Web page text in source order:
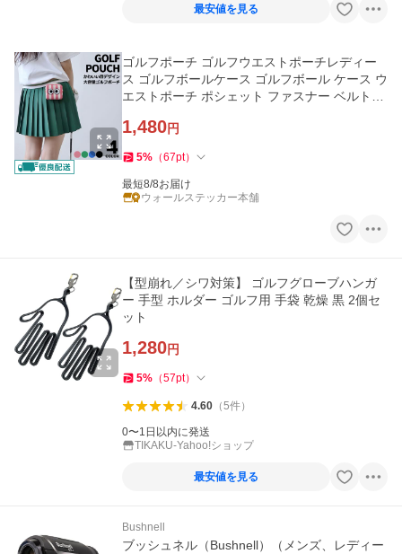
最安値を見る
ゴルフポーチ ゴルフウエストポーチレディー
ス ゴルフボールケース ゴルフボール ケース ウ
エストポーチ ポシェット ファスナー ベルトポ
1,480円
5% （67pt）
最短8/8お届け
ウォールステッカー本舗
【型崩れ／シワ対策】 ゴルフグローブハンガ
ー 手型 ホルダー ゴルフ用 手袋 乾燥 黒 2個セ
ット
1,280円
5% （57pt）
4.60（5件）
0〜1日以内に発送
TIKAKU-Yahoo!ショップ
最安値を見る
Bushnell
ブッシュネル（Bushnell）（メンズ、レディー